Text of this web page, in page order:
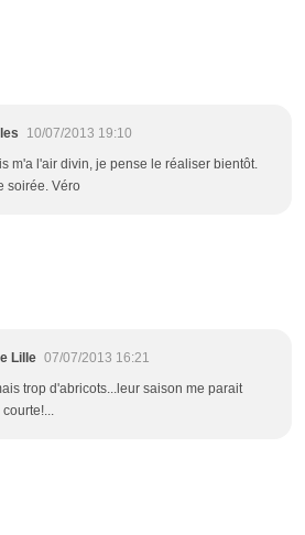
10/07/2013 19:10
m'a l'air divin, je pense le réaliser bientôt.
soirée. Véro
Lille 07/07/2013 16:21
trop d'abricots...leur saison me parait